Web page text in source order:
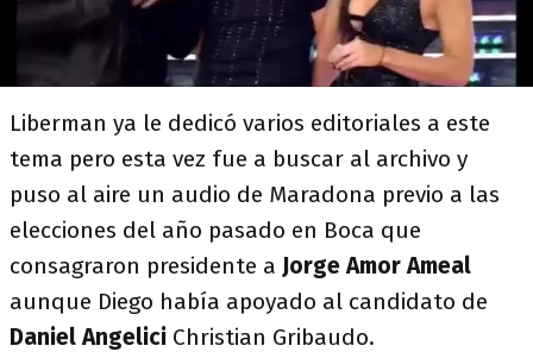
Liberman ya le dedicó varios editoriales a este
tema pero esta vez fue a buscar al archivo y
puso al aire un audio de Maradona previo a las
elecciones del año pasado en Boca que
consagraron presidente a Jorge Amor Ameal
aunque Diego había apoyado al candidato de
Daniel Angelici Christian Gribaudo.